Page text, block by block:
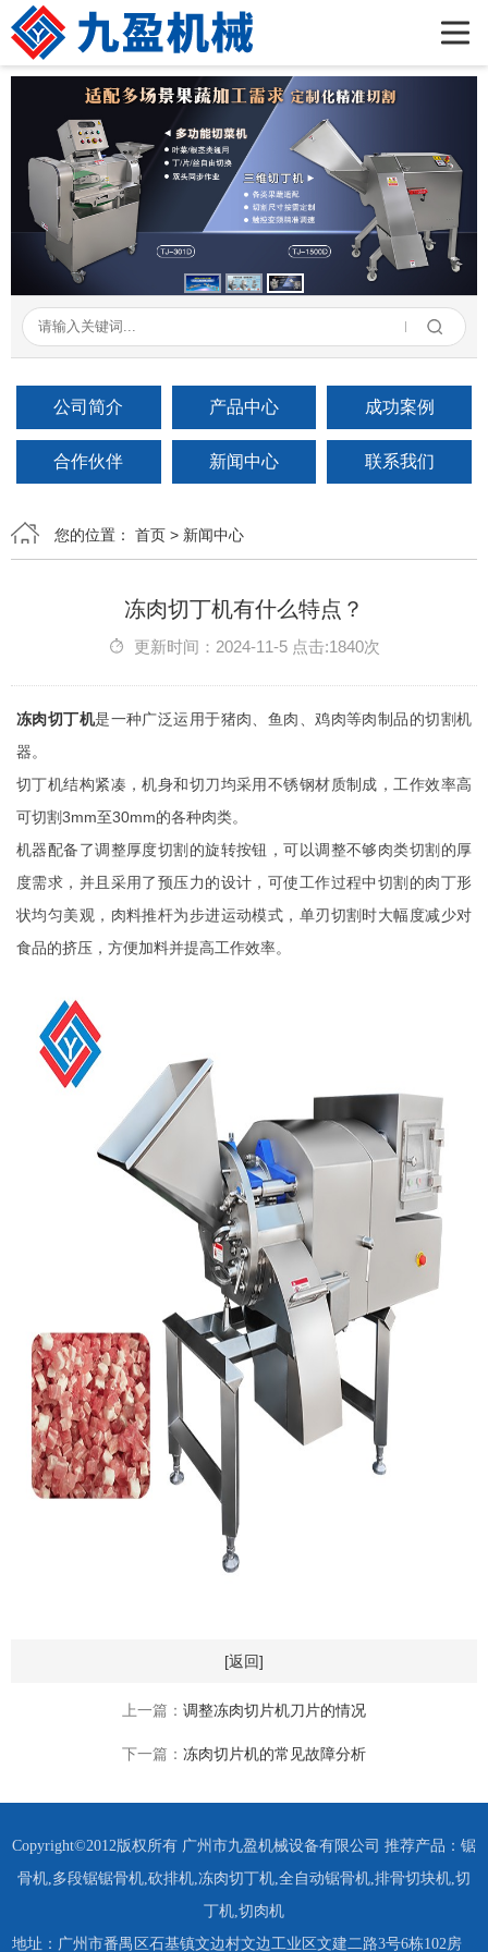
公司简介
产品展示
新闻资讯
成功案例
在线留言
联系我们
公司简介 产品中心 成功案例
合作伙伴 新闻中心 联系我们
您的位置： 首页 > 新闻中心
冻肉切丁机有什么特点？
更新时间：2024-11-5 点击:1840次
冻肉切丁机是一种广泛运用于猪肉、鱼肉、鸡肉等肉制品的切割机
器。
切丁机结构紧凑，机身和切刀均采用不锈钢材质制成，工作效率高
可切割3mm至30mm的各种肉类。
机器配备了调整厚度切割的旋转按钮，可以调整不够肉类切割的厚
度需求，并且采用了预压力的设计，可使工作过程中切割的肉丁形
状均匀美观，肉料推杆为步进运动模式，单刃切割时大幅度减少对
食品的挤压，方便加料并提高工作效率。
[返回]
上一篇： 调整冻肉切片机刀片的情况
下一篇： 冻肉切片机的常见故障分析
Copyright©2012版权所有 广州市九盈机械设备有限公司 推荐产品： 锯
骨机 多段锯锯骨机 砍排机 冻肉切丁机 全自动锯骨机 排骨切块机 切
丁机 切肉机
地址：广州市番禺区石基镇文边村文边工业区文建二路3号6栋102房